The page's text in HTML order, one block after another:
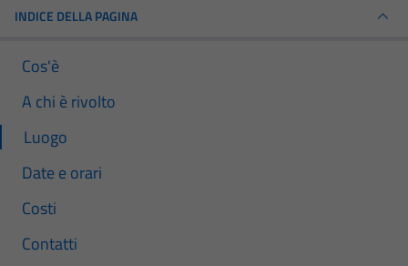
INDICE DELLA PAGINA
Cos'è
A chi è rivolto
Luogo
Date e orari
Costi
Contatti